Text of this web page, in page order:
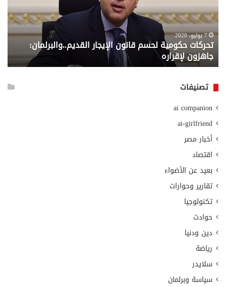
القديم..والبرلمان:
جاهزون
لإقراره
7 يوليو، 2020
تحركات حكومية لحسم قانون الإيجار القديم..والبرلمان:
جاهزون لإقراره
من
تصنيفات
ai companion
ai-girlfriend
أخبار مصر
اقتصاد
بعيد عن الأضواء
تقارير وحوارات
تكنولوجيا
حوادث
دين ودنيا
رياضة
سلايدر
سياسة وبرلمان